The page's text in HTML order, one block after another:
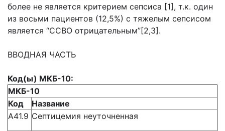
более не является критерием сепсиса [1], т.к. один
из восьми пациентов (12,5%) с тяжелым сепсисом
является “ССВО отрицательным”[2,3].
ВВОДНАЯ ЧАСТЬ
Код(ы) МКБ-10:
МКБ-10
Код
Название
А41.9 Септицемия неуточненная